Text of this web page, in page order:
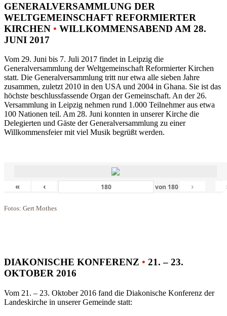
GENERALVERSAMMLUNG DER
WELTGEMEINSCHAFT REFORMIERTER
KIRCHEN • WILLKOMMENSABEND AM 28.
JUNI 2017
Vom 29. Juni bis 7. Juli 2017 findet in Leipzig die
Generalversammlung der Weltgemeinschaft Reformierter Kirchen
statt. Die Generalversammlung tritt nur etwa alle sieben Jahre
zusammen, zuletzt 2010 in den USA und 2004 in Ghana. Sie ist das
höchste beschlussfassende Organ der Gemeinschaft. An der 26.
Versammlung in Leipzig nehmen rund 1.000 Teilnehmer aus etwa
100 Nationen teil. Am 28. Juni konnten in unserer Kirche die
Delegierten und Gäste der Generalversammlung zu einer
Willkommensfeier mit viel Musik begrüßt werden.
« ‹ von 180 ›
Fotos: Gert Mothes
DIAKONISCHE KONFERENZ • 21. – 23.
OKTOBER 2016
Vom 21. – 23. Oktober 2016 fand die Diakonische Konferenz der
Landeskirche in unserer Gemeinde statt: